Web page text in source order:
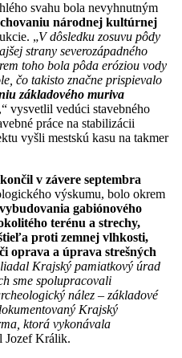
svahu bola nevyhnutným
národnej kultúrnej
„V dôsledku zosuvu pôdy
strany severozápadného
toho bola pôda eróziou vody
čo takisto značne prispievalo
základového muriva
,“ vysvetlil vedúci stavebného
práce na stabilizácii
vyšli mestskú kasu na takmer
v závere septembra
výskumu, bolo okrem
gabiónového
terénu a strechy,
proti zemnej vlhkosti,
oprava a úprava strešných
Krajský pamiatkový úrad
sme spolupracovali
nález – základové
Krajský
ktorá vykonávala
Jozef Králik.